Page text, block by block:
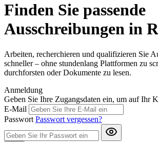
Finden Sie passende
Ausschreibungen in
Arbeiten, recherchieren und qualifizieren Sie
schneller – ohne stundenlang Plattformen zu
durchforsten oder Dokumente zu lesen.
Anmeldung
Geben Sie Ihre Zugangsdaten ein, um auf Ihr
E-Mail
Passwort Passwort vergessen?